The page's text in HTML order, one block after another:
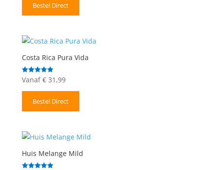
Bestel Direct
Costa Rica Pura Vida
Gewaardeerd
5.00
Vanaf €31,99
Bestel Direct
Huis Melange Mild